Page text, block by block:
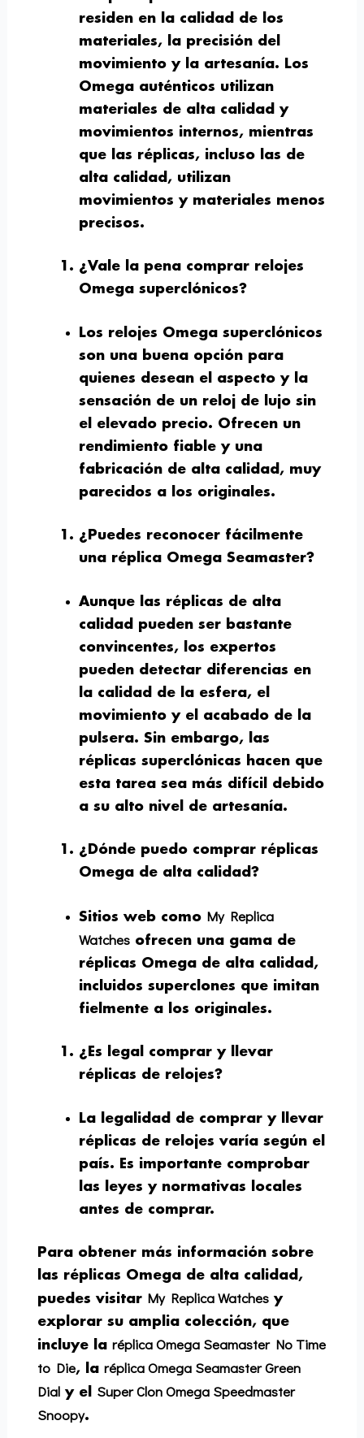
residen en la calidad de los
materiales, la precisión del
movimiento y la artesanía. Los
Omega auténticos utilizan
materiales de alta calidad y
movimientos internos, mientras
que las réplicas, incluso las de
alta calidad, utilizan
movimientos y materiales menos
precisos.
¿Vale la pena comprar relojes
Omega superclónicos?
Los relojes Omega superclónicos
son una buena opción para
quienes desean el aspecto y la
sensación de un reloj de lujo sin
el elevado precio. Ofrecen un
rendimiento fiable y una
fabricación de alta calidad, muy
parecidos a los originales.
¿Puedes reconocer fácilmente
una réplica Omega Seamaster?
Aunque las réplicas de alta
calidad pueden ser bastante
convincentes, los expertos
pueden detectar diferencias en
la calidad de la esfera, el
movimiento y el acabado de la
pulsera. Sin embargo, las
réplicas superclónicas hacen que
esta tarea sea más difícil debido
a su alto nivel de artesanía.
¿Dónde puedo comprar réplicas
Omega de alta calidad?
Sitios web como My Replica
Watches ofrecen una gama de
réplicas Omega de alta calidad,
incluidos superclones que imitan
fielmente a los originales.
¿Es legal comprar y llevar
réplicas de relojes?
La legalidad de comprar y llevar
réplicas de relojes varía según el
país. Es importante comprobar
las leyes y normativas locales
antes de comprar.
Para obtener más información sobre
las réplicas Omega de alta calidad,
puedes visitar My Replica Watches y
explorar su amplia colección, que
incluye laréplica Omega Seamaster No Time
to Die, laréplica Omega Seamaster Green
Dial y el Super Clon Omega Speedmaster
Snoopy.